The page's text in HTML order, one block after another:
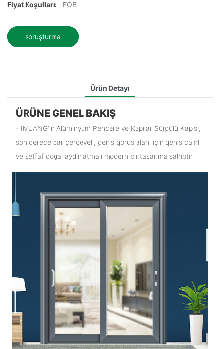
Fiyat Koşulları:
FOB
soruşturma
Ürün Detayı
ÜRÜNE GENEL BAKIŞ
- IMLANG'ın Alüminyum Pencere ve Kapılar Sürgülü Kapısı,
son derece dar çerçeveli, geniş görüş alanı için geniş camlı
ve şeffaf doğal aydınlatmalı modern bir tasarıma sahiptir.